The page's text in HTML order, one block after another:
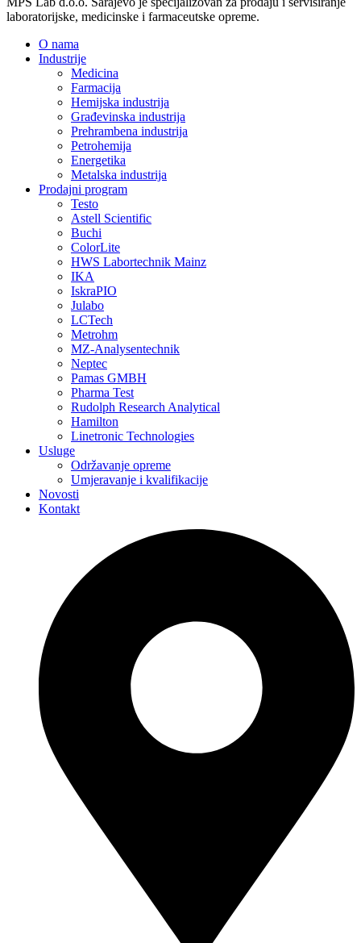
laboratorijske, medicinske i farmaceutske opreme.
O nama
Industrije
Medicina
Farmacija
Hemijska industrija
Građevinska industrija
Prehrambena industrija
Petrohemija
Energetika
Metalska industrija
Prodajni program
Testo
Astell Scientific
Buchi
ColorLite
HWS Labortechnik Mainz
IKA
IskraPIO
Julabo
LCTech
Metrohm
MZ-Analysentechnik
Neptec
Pamas GMBH
Pharma Test
Rudolph Research Analytical
Hamilton
Linetronic Technologies
Usluge
Održavanje opreme
Umjeravanje i kvalifikacije
Novosti
Kontakt